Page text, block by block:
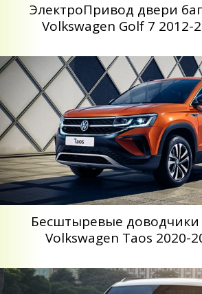
ЭлектроПривод двери
Volkswagen Golf 7 2012-
Бесштыревые доводчики
Volkswagen Taos 2020-